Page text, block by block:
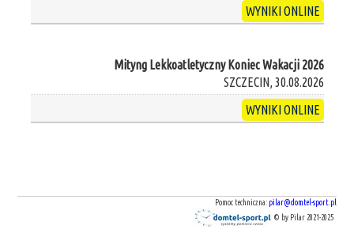
WYNIKI ONLINE
Mityng Lekkoatletyczny Koniec Wakacji 2026
SZCZECIN, 30.08.2026
WYNIKI ONLINE
Pomoc techniczna: pilar@domtel-sport.pl
© by Pilar 2021-2025